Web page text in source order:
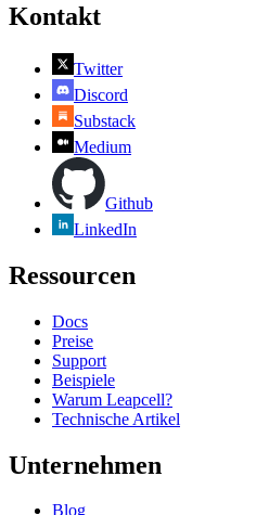
Kontakt
Twitter
Discord
Substack
Medium
Github
LinkedIn
Ressourcen
Docs
Preise
Support
Beispiele
Warum Leapcell?
Technische Artikel
Unternehmen
Blog